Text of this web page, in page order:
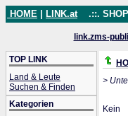
HOME LINK.at .::.
link.zms-
TOP LINK
Land & Leute
Suchen & Finden
Kategorien
>
Kein